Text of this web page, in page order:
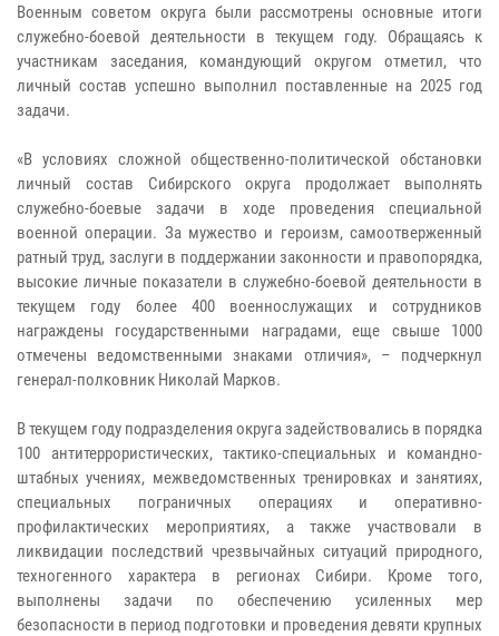
Военным советом округа были рассмотрены основные итоги
служебно-боевой деятельности в текущем году. Обращаясь к
участникам заседания, командующий округом отметил, что
личный состав успешно выполнил поставленные на 2025 год
задачи.
«В условиях сложной общественно-политической обстановки
личный состав Сибирского округа продолжает выполнять
служебно-боевые задачи в ходе проведения специальной
военной операции. За мужество и героизм, самоотверженный
ратный труд, заслуги в поддержании законности и правопорядка,
высокие личные показатели в служебно-боевой деятельности в
текущем году более 400 военнослужащих и сотрудников
награждены государственными наградами, еще свыше 1000
отмечены ведомственными знаками отличия», – подчеркнул
генерал-полковник Николай Марков.
В текущем году подразделения округа задействовались в порядка
100 антитеррористических, тактико-специальных и командно-
штабных учениях, межведомственных тренировках и занятиях,
специальных пограничных операциях и оперативно-
профилактических мероприятиях, а также участвовали в
ликвидации последствий чрезвычайных ситуаций природного,
техногенного характера в регионах Сибири. Кроме того,
выполнены задачи по обеспечению усиленных мер
безопасности в период подготовки и проведения девяти крупных